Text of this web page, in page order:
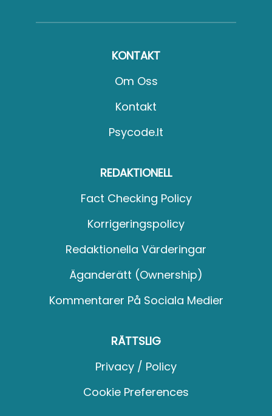
KONTAKT
Om Oss
Kontakt
Psycode.it
REDAKTIONELL
Fact Checking Policy
Korrigeringspolicy
Redaktionella Värderingar
Äganderätt (Ownership)
Kommentarer På Sociala Medier
RÄTTSLIG
Privacy / Policy
Cookie Preferences